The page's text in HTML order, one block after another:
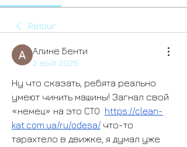
Retour
Алине Бенти
2 août 2025
Ну что сказать, ребята реально
умеют чинить машины! Загнал свой
«немец» на это СТО https://clean-
kat.com.ua/ru/odesa/ что-то
тарахтело в движке, я думал уже